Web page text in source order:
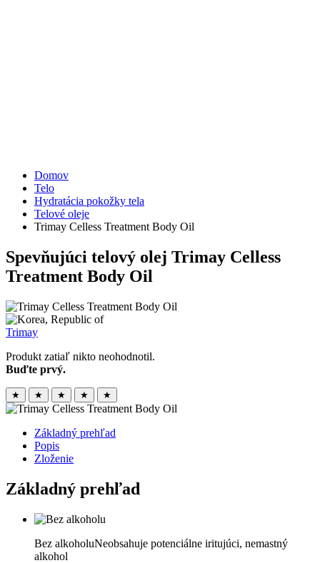
Domov
Telo
Hydratácia pokožky tela
Telové oleje
Trimay Celless Treatment Body Oil
Spevňujúci telový olej Trimay Celless
Treatment Body Oil
Trimay
Produkt zatiaľ nikto neohodnotil.
Buďte prvý.
★ ★ ★ ★ ★
Základný prehľad
Popis
Zloženie
Základný prehľad
Bez alkoholuNeobsahuje potenciálne iritujúci, nemastný
alkohol